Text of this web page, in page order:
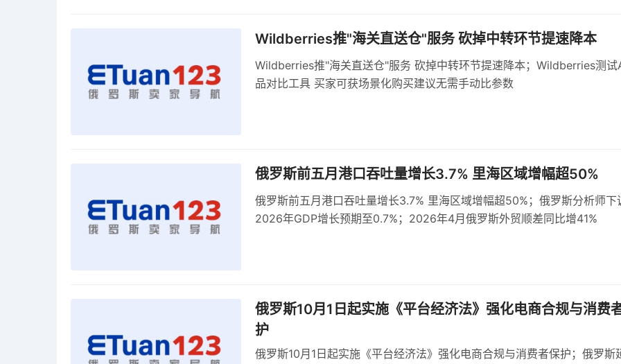
Wildberries推"海关直送仓"服务 砍掉中转环节提速降本
Wildberries推"海关直送仓"服务 砍掉中转环节提速降本；Wildberries测试
品对比工具 买家可获场景化购买建议无需手动比参数
俄罗斯前五月港口吞吐量增长3.7% 里海区域增幅超50%
俄罗斯前五月港口吞吐量增长3.7% 里海区域增幅超50%；俄罗斯分析师下
2026年GDP增长预期至0.7%；2026年4月俄罗斯外贸顺差同比增41%
俄罗斯10月1日起实施《平台经济法》强化电商合规与消费
护
俄罗斯10月1日起实施《平台经济法》强化电商合规与消费者保护；俄罗斯